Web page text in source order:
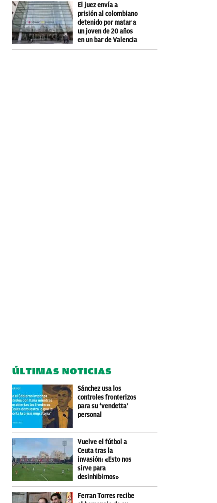
El juez envía a
prisión al colombiano
detenido por matar a
un joven de 20 años
en un bar de Valencia
ÚLTIMAS NOTICIAS
Sánchez usa los
controles fronterizos
para su ‘vendetta’
personal
Vuelve el fútbol a
Ceuta tras la
invasión: «Esto nos
sirve para
desinhibirnos»
Ferran Torres recibe